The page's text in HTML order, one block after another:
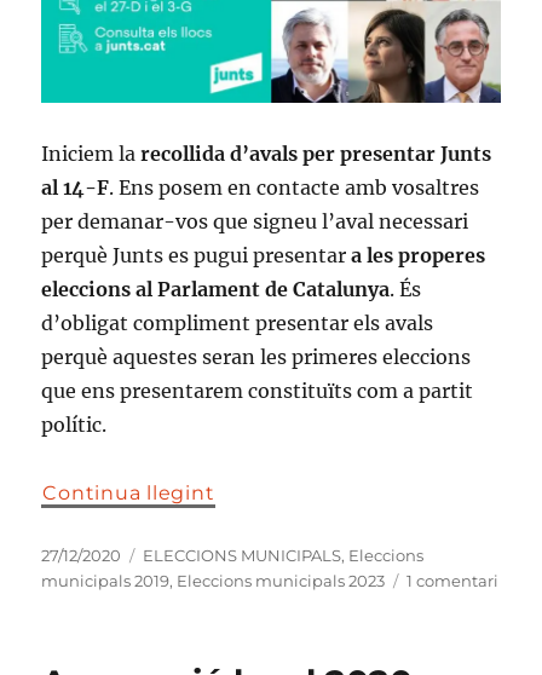
Iniciem larecollida d’avals per presentar Junts
al 14-F. Ens posem en contacte amb vosaltres
per demanar-vos que signeu l’aval necessari
perquè Junts es pugui presentara les properes
eleccions al Parlament de Catalunya. És
d’obligat compliment presentar els avals
perquè aquestes seran les primeres eleccions
que ens presentarem constituïts com a partit
polític.
Continua llegint
Publicat
el
27/12/2020 Categories
ELECCIONS MUNICIPALS, Eleccions
municipals 2019, Eleccions municipals 2023 1 comentari